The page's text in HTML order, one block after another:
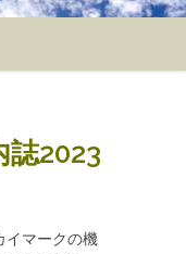
誌2023
イマークの機